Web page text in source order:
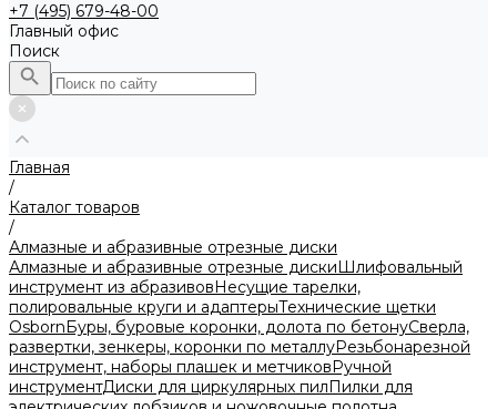
+7 (495) 679-48-00
Главный офис
Поиск
Главная
/
Каталог товаров
/
Алмазные и абразивные отрезные диски
Алмазные и абразивные отрезные дискиШлифовальный
инструмент из абразивовНесущие тарелки,
полировальные круги и адаптерыТехнические щетки
OsbornБуры, буровые коронки, долота по бетонуСверла,
развертки, зенкеры, коронки по металлуРезьбонарезной
инструмент, наборы плашек и метчиковРучной
инструментДиски для циркулярных пилПилки для